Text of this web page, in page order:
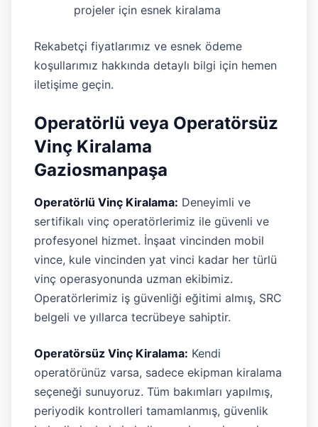
projeler için esnek kiralama
Rekabetçi fiyatlarımız ve esnek ödeme
koşullarımız hakkında detaylı bilgi için hemen
iletişime geçin.
Operatörlü veya Operatörsüz
Vinç Kiralama
Gaziosmanpaşa
Operatörlü Vinç Kiralama: Deneyimli ve
sertifikalı vinç operatörlerimiz ile güvenli ve
profesyonel hizmet. İnşaat vincinden mobil
vince, kule vincinden yat vinci kadar her türlü
vinç operasyonunda uzman ekibimiz.
Operatörlerimiz iş güvenliği eğitimi almış, SRC
belgeli ve yıllarca tecrübeye sahiptir.
Operatörsüz Vinç Kiralama: Kendi
operatörünüz varsa, sadece ekipman kiralama
seçeneği sunuyoruz. Tüm bakımları yapılmış,
periyodik kontrolleri tamamlanmış, güvenlik